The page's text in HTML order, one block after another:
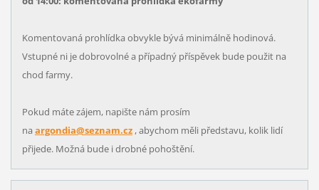
Komentovaná prohlídka obvykle bývá minimálně hodinová.
Vstupné ni je dobrovolné a případný příspěvek bude použit na
chod farmy.
Pokud máte zájem, napište nám prosím
na argondia@seznam.cz, abychom měli představu, kolik lidí
přijede. Možná bude i drobné pohoštění.